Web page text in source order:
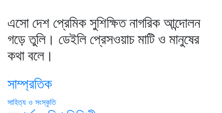
এসো দেশ প্রেমিক সুশিক্ষিত নাগরিক আন্দোলন
গড়ে তুলি। ডেইলি প্রেসওয়াচ মাটি ও মানুষের
কথা বলে।
সাম্প্রতিক
সাহিত্য ও সংস্কৃতি